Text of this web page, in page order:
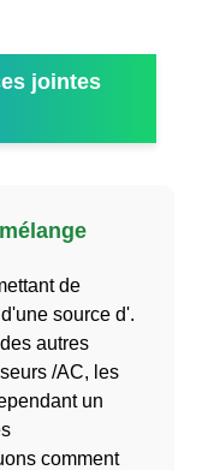
jointes
de
source d'.
autres
/AC, les
un
comment